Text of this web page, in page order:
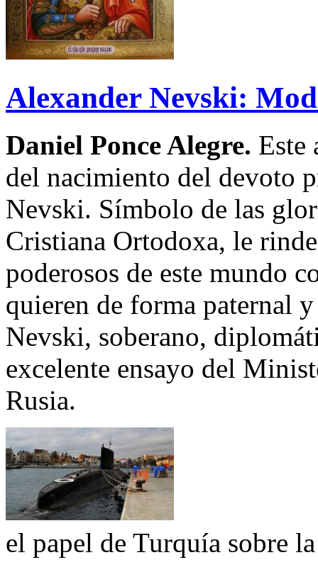
Alexander Nevski:
Daniel Ponce Alegre. Este
del nacimiento del devoto
Nevski. Símbolo de las
Cristiana Ortodoxa, le
poderosos de este mundo
quieren de forma paternal
Nevski, soberano,
excelente ensayo del
Rusia.
el papel de Turquía sobre